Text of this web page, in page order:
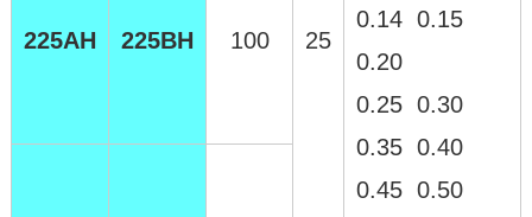
25
0.14 0.15
0.20
0.25 0.30
0.35 0.40
0.45 0.50
225AH 225BH 100